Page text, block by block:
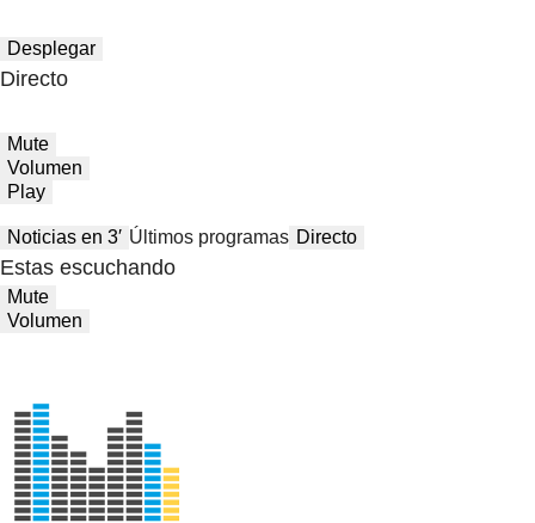
Desplegar
Directo
Mute
Volumen
Play
Noticias en 3′ Últimos programas Directo
Estas escuchando
Mute
Volumen